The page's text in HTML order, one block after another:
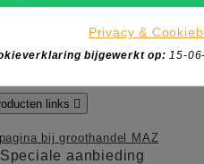
links 
bij groothandel MAZ
aanbieding
Privacy &
bijgewerkt op: 15-